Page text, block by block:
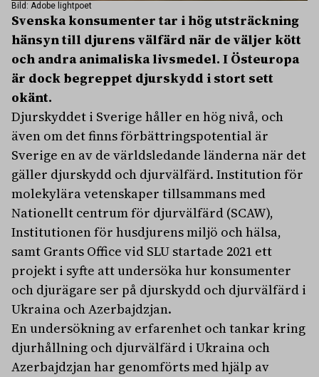
Bild: Adobe lightpoet
Svenska konsumenter tar i hög utsträckning
hänsyn till djurens välfärd när de väljer kött
och andra animaliska livsmedel. I Östeuropa
är dock begreppet djurskydd i stort sett
okänt.
Djurskyddet i Sverige håller en hög nivå, och
även om det finns förbättringspotential är
Sverige en av de världsledande länderna när det
gäller djurskydd och djurvälfärd. Institution för
molekylära vetenskaper tillsammans med
Nationellt centrum för djurvälfärd (SCAW),
Institutionen för husdjurens miljö och hälsa,
samt Grants Office vid SLU startade 2021 ett
projekt i syfte att undersöka hur konsumenter
och djurägare ser på djurskydd och djurvälfärd i
Ukraina och Azerbajdzjan.
En undersökning av erfarenhet och tankar kring
djurhållning och djurvälfärd i Ukraina och
Azerbajdzjan har genomförts med hjälp av